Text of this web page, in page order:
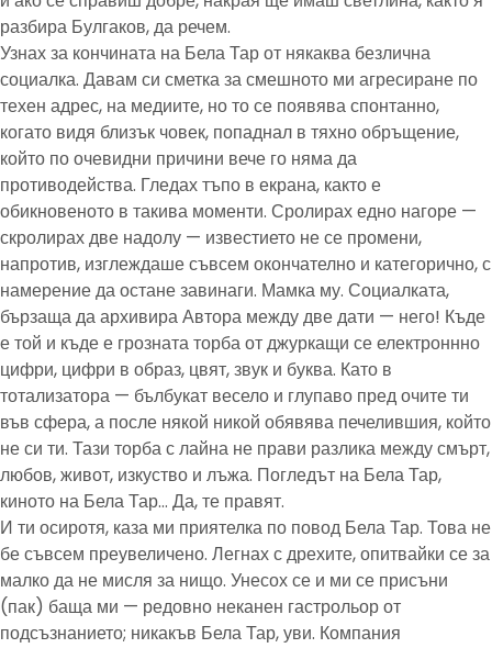
разбира Булгаков, да речем.
Узнах за кончината на Бела Тар от някаква безлична
социалка. Давам си сметка за смешното ми агресиране по
техен адрес, на медиите, но то се появява спонтанно,
когато видя близък човек, попаднал в тяхно обръщение,
който по очевидни причини вече го няма да
противодейства. Гледах тъпо в екрана, както е
обикновеното в такива моменти. Сролирах едно нагоре —
скролирах две надолу — известието не се промени,
напротив, изглеждаше съвсем окончателно и категорично, с
намерение да остане завинаги. Мамка му. Социалката,
бързаща да архивира Автора между две дати — него! Къде
е той и къде е грозната торба от джуркащи се електроннно
цифри, цифри в образ, цвят, звук и буква. Като в
тотализатора — бълбукат весело и глупаво пред очите ти
във сфера, а после някой никой обявява печелившия, който
не си ти. Тази торба с лайна не прави разлика между смърт,
любов, живот, изкуство и лъжа. Погледът на Бела Тар,
киното на Бела Тар… Да, те правят.
И ти осиротя, каза ми приятелка по повод Бела Тар. Това не
бе съвсем преувеличено. Легнах с дрехите, опитвайки се за
малко да не мисля за нищо. Унесох се и ми се присъни
(пак) баща ми — редовно неканен гастрольор от
подсъзнанието; никакъв Бела Тар, уви. Компания